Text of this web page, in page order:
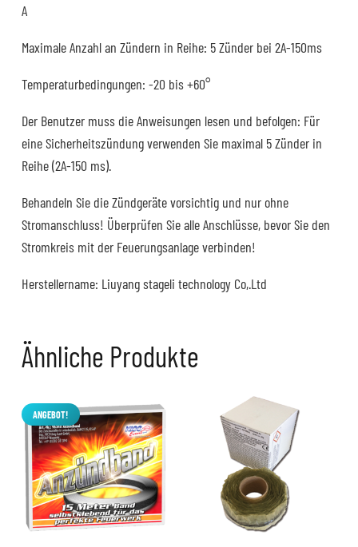
A
Maximale Anzahl an Zündern in Reihe: 5 Zünder bei 2A-150ms
Temperaturbedingungen: -20 bis +60°
Der Benutzer muss die Anweisungen lesen und befolgen: Für
eine Sicherheitszündung verwenden Sie maximal 5 Zünder in
Reihe (2A-150 ms).
Behandeln Sie die Zündgeräte vorsichtig und nur ohne
Stromanschluss! Überprüfen Sie alle Anschlüsse, bevor Sie den
Stromkreis mit der Feuerungsanlage verbinden!
Herstellername: Liuyang stageli technology Co,.Ltd
Ähnliche Produkte
ANGEBOT!